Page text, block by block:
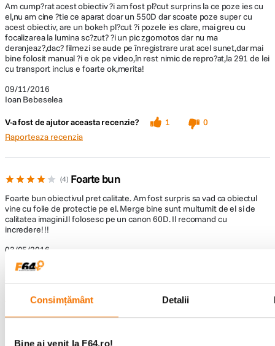
Consimțământ Detalii
Bine ai venit la F64.ro!
09/11/2016
Ioan Bebeselea
Am cump?rat acest obiectiv ?i am fost pl?cut surprins la ce poze ies cu
el,nu am cine ?tie ce aparat doar un 550D dar scoate poze super cu
acest obiectiv, are un bokeh pl?cut ?i pozele ies clare, mai greu cu
focalizarea la lumina sc?zut? ?i un pic zgomotos dar nu ma
deranjeaz?,dac? filmezi se aude pe înregistrare urat acel sunet,dar mai
bine folosit manual ?i e ok pe video,în rest nimic de repro?at,la 291 de lei
cu transport inclus e foarte ok,merita!
V-a fost de ajutor aceasta recenzie? 1
0
Raporteaza recenzia
4 Foarte bun
03/05/2016
Bindea Andrei Victor
Foarte bun obiectivul pret calitate. Am fost surpris sa vad ca obiectul
vine cu folie de protectie pe el. Merge bine sunt multumit de el si de
calitatea imagini.Il folosesc pe un canon 60D. Il recomand cu
incredere!!!
V-a fost de ajutor aceasta recenzie? 2
1
Raporteaza recenzia
4 Obiectivul are mici probleme